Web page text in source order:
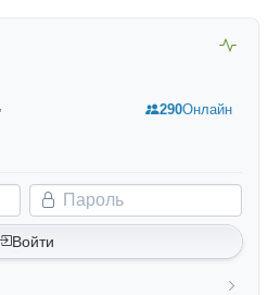
Пароль
Войти
290Онлайн